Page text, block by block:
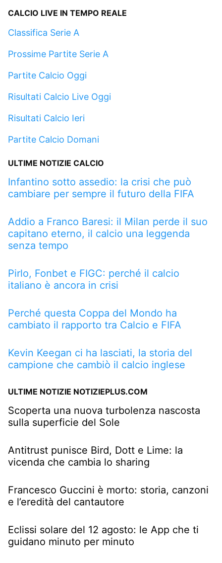
CALCIO LIVE IN TEMPO REALE
Classifica Serie A
Prossime Partite Serie A
Partite Calcio Oggi
Risultati Calcio Live Oggi
Risultati Calcio Ieri
Partite Calcio Domani
ULTIME NOTIZIE CALCIO
Infantino sotto assedio: la crisi che può
cambiare per sempre il futuro della FIFA
Addio a Franco Baresi: il Milan perde il suo
capitano eterno, il calcio una leggenda
senza tempo
Pirlo, Fonbet e FIGC: perché il calcio
italiano è ancora in crisi
Perché questa Coppa del Mondo ha
cambiato il rapporto tra Calcio e FIFA
Kevin Keegan ci ha lasciati, la storia del
campione che cambiò il calcio inglese
ULTIME NOTIZIE NOTIZIEPLUS.COM
Scoperta una nuova turbolenza nascosta
sulla superficie del Sole
Antitrust punisce Bird, Dott e Lime: la
vicenda che cambia lo sharing
Francesco Guccini è morto: storia, canzoni
e l’eredità del cantautore
Eclissi solare del 12 agosto: le App che ti
guidano minuto per minuto